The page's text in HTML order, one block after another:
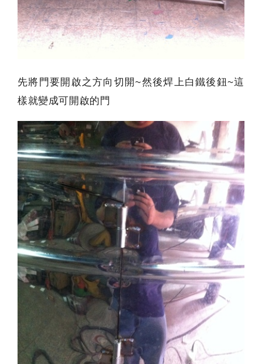
先將門要開啟之方向切開~然後焊上白鐵後鈕~這
樣就變成可開啟的門